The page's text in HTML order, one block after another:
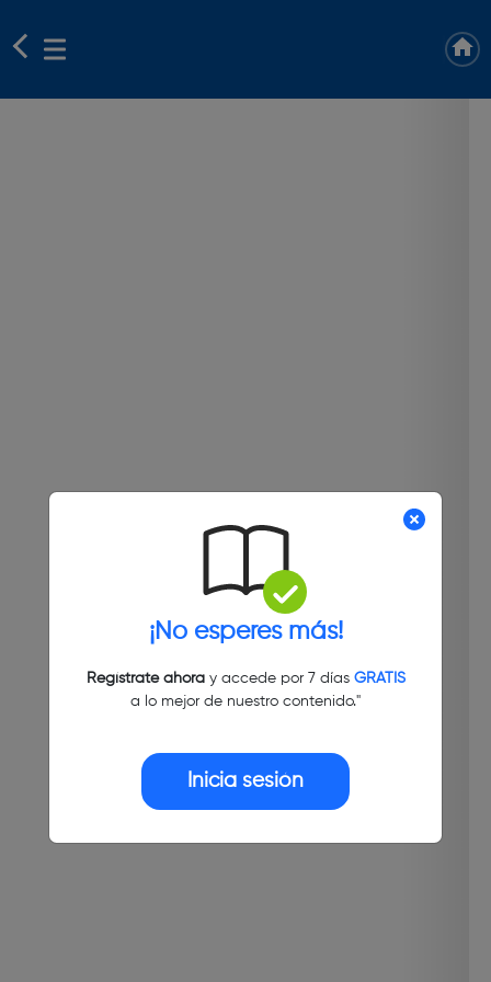
¡No esperes más!
Regístrate ahoray accede por 7 días GRATIS
a lo mejor de nuestro contenido."
Inicia sesión